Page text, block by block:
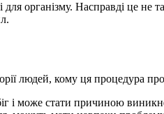
організму. Насправді це
людей, кому ця процедура
і може стати причиною